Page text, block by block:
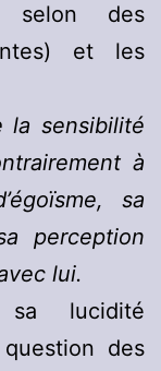
selon des
et les
la sensibilité
à
sa
perception
lui.
lucidité
des